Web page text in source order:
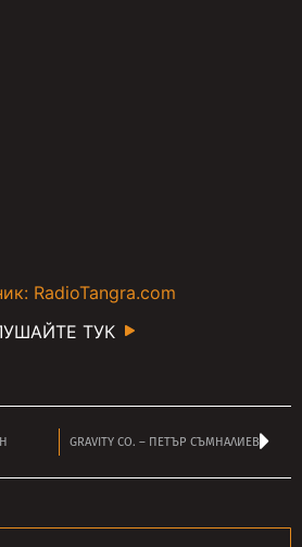
RadioTangra.com
ТУК
GRAVITY CO. – ПЕТЪР СЪМНАЛИЕВ